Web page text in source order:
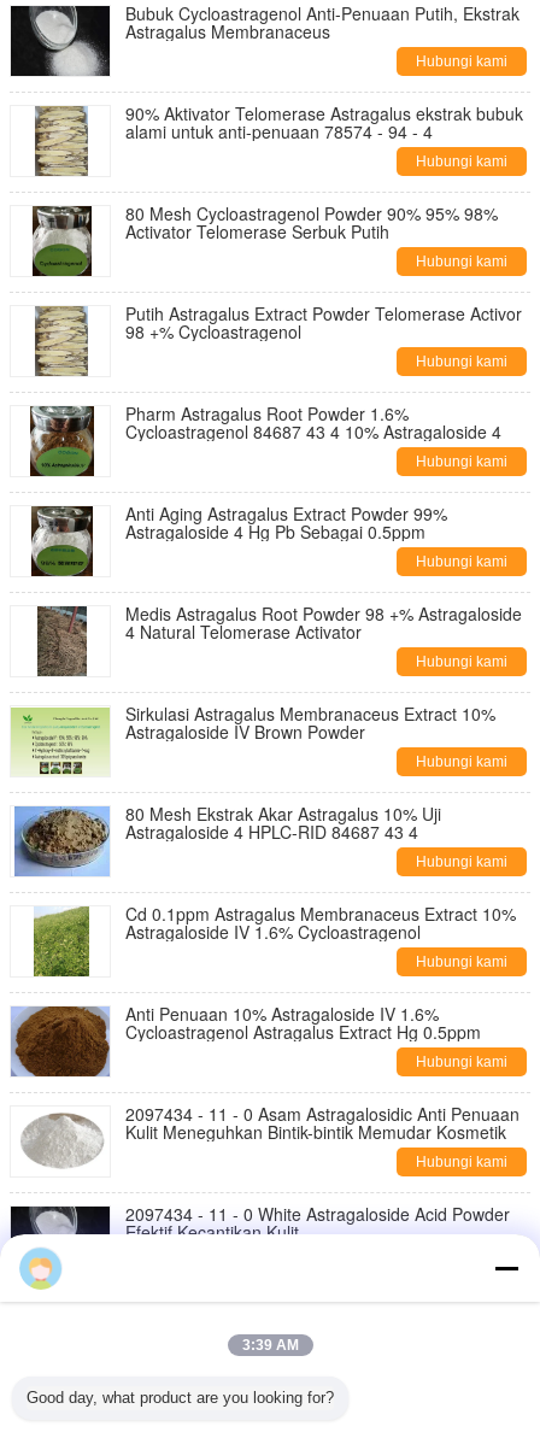
Bubuk Cycloastragenol Anti-Penuaan Putih, Ekstrak
Astragalus Membranaceus
Hubungi kami
90% Aktivator Telomerase Astragalus ekstrak bubuk
alami untuk anti-penuaan 78574 - 94 - 4
Hubungi kami
80 Mesh Cycloastragenol Powder 90% 95% 98%
Activator Telomerase Serbuk Putih
Hubungi kami
Putih Astragalus Extract Powder Telomerase Activor
98 +% Cycloastragenol
Hubungi kami
Pharm Astragalus Root Powder 1.6%
Cycloastragenol 84687 43 4 10% Astragaloside 4
Hubungi kami
Anti Aging Astragalus Extract Powder 99%
Astragaloside 4 Hg Pb Sebagai 0.5ppm
Hubungi kami
Medis Astragalus Root Powder 98 +% Astragaloside
4 Natural Telomerase Activator
Hubungi kami
Sirkulasi Astragalus Membranaceus Extract 10%
Astragaloside IV Brown Powder
Hubungi kami
80 Mesh Ekstrak Akar Astragalus 10% Uji
Astragaloside 4 HPLC-RID 84687 43 4
Hubungi kami
Cd 0.1ppm Astragalus Membranaceus Extract 10%
Astragaloside IV 1.6% Cycloastragenol
Hubungi kami
Anti Penuaan 10% Astragaloside IV 1.6%
Cycloastragenol Astragalus Extract Hg 0.5ppm
Hubungi kami
2097434 - 11 - 0 Asam Astragalosidic Anti Penuaan
Kulit Meneguhkan Bintik-bintik Memudar Kosmetik
Hubungi kami
2097434 - 11 - 0 White Astragaloside Acid Powder
Efektif Kecantikan Kulit
Astragaloside Anti Penuaan Pengeras Kulit
98% Kosmetik Kecantikan Kulit Asam Astragalosidic
3:39 AM
Good day, what product are you looking for?